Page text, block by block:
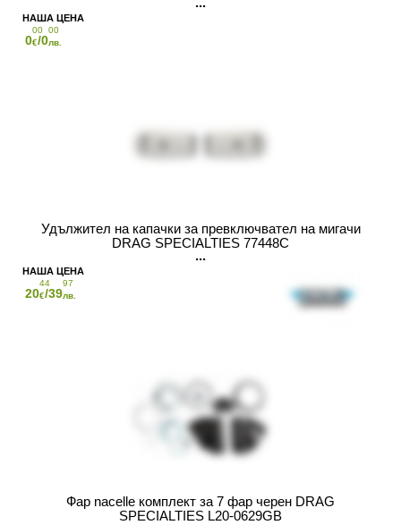
0
00
€/0
00
лв.
Удължител на капачки за превключвател на мигачи
DRAG SPECIALTIES 77448C
20
44
€/39
97
лв.
Фар nacelle комплект за 7 фар черен DRAG
SPECIALTIES L20-0629GB